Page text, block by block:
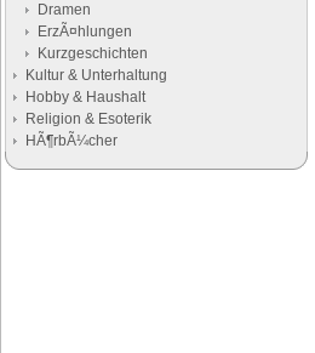
Dramen
ErzÃ¤hlungen
Kurzgeschichten
Kultur & Unterhaltung
Hobby & Haushalt
Religion & Esoterik
HÃ¶rbÃ¼cher